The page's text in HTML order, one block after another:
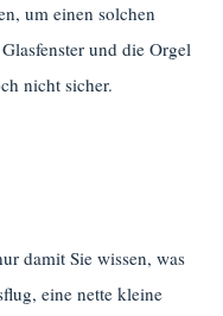
um einen solchen
und die Orgel
nicht sicher.
damit Sie wissen, was
eine nette kleine